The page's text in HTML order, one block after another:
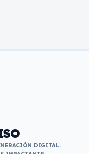
DIGITAL.